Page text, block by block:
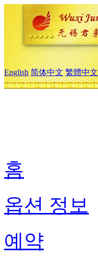
English 简体中文 繁體中文
홈
옵션 정보
예약